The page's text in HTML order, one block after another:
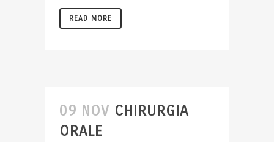
READ MORE
09 NOV CHIRURGIA
ORALE